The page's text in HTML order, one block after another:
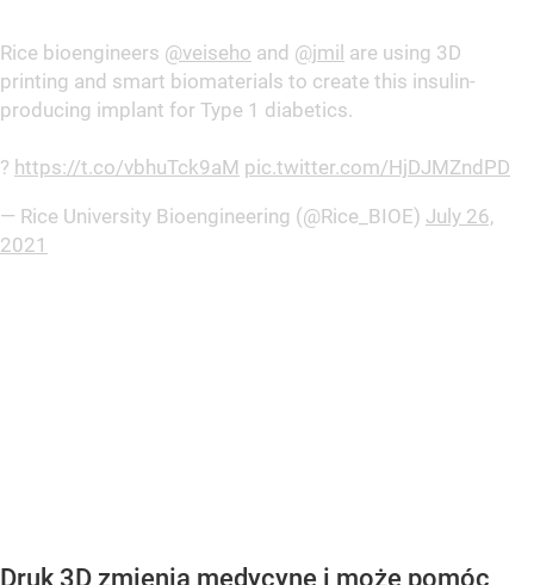
Rice bioengineers @veiseho and @jmil are using 3D
printing and smart biomaterials to create this insulin-
producing implant for Type 1 diabetics.
? https://t.co/vbhuTck9aM pic.twitter.com/HjDJMZndPD
— Rice University Bioengineering (@Rice_BIOE) July 26,
2021
Druk 3D zmienia medycynę i może pomóc